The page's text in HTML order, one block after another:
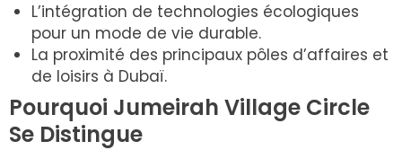
L’intégration de technologies écologiques
pour un mode de vie durable.
La proximité des principaux pôles d’affaires et
de loisirs à Dubaï.
Pourquoi Jumeirah Village Circle
Se Distingue